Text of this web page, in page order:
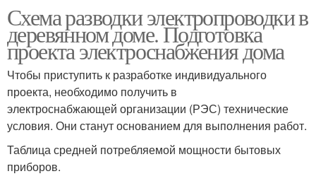
Схема разводки электропроводки в
деревянном доме. Подготовка
проекта электроснабжения дома
Чтобы приступить к разработке индивидуального
проекта, необходимо получить в
электроснабжающей организации (РЭС) технические
условия. Они станут основанием для выполнения работ.
Таблица средней потребляемой мощности бытовых
приборов.